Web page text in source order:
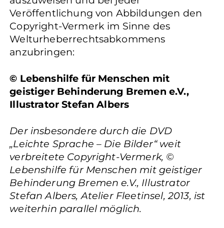
Veröffentlichung von Abbildungen den
Copyright-Vermerk im Sinne des
Welturheberrechtsabkommens
anzubringen:
© Lebenshilfe für Menschen mit
geistiger Behinderung Bremen e.V.,
Illustrator Stefan Albers
Der insbesondere durch die DVD
„Leichte Sprache – Die Bilder“ weit
verbreitete Copyright-Vermerk, ©
Lebenshilfe für Menschen mit geistiger
Behinderung Bremen e.V., Illustrator
Stefan Albers, Atelier Fleetinsel, 2013, ist
weiterhin parallel möglich.